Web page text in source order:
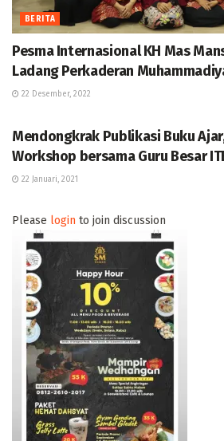
BERITA
Pesma Internasional KH Mas
Ladang Perkaderan
22 Desember, 2022
Mendongkrak Publikasi Buku
Workshop bersama Guru Besar
22 Januari, 2021
Please login to join discussion